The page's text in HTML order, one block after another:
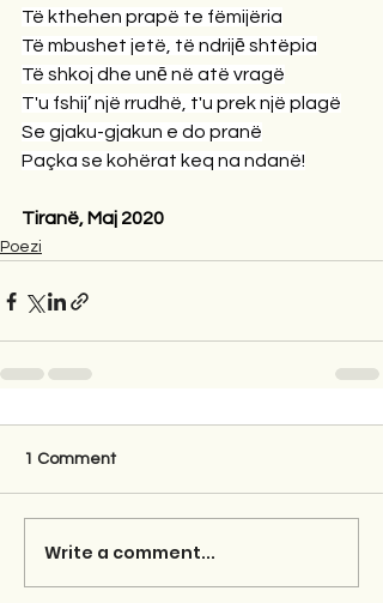
Të kthehen prapë te fëmijëria
Të mbushet jetë, të ndrijē shtëpia
Të shkoj dhe unē në atë vragë
T'u fshij’ një rrudhë, t'u prek një plagë
Se gjaku-gjakun e do pranë
Paçka se kohërat keq na ndanë!
Tiranë, Maj 2020
Poezi
1 Comment
Write a comment...